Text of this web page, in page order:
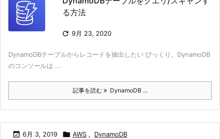
る方法
 9月 23, 2020
DynamoDBテーブルからレコードを抽出したい びっくり。DynamoDB
のコンソールは ...
記事を読む DynamoDB ...
 6月 3, 2019  AWS , DynamoDB